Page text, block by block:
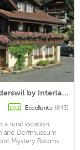
Alpenblick Hotel & Restaurant Wilderswil by Interlaken
10,1 Eccellente (843)
a rural location,
and Dorfmuseum
Mystery Rooms